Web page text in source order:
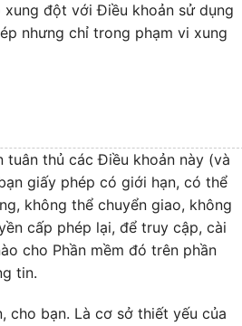
xung đột với Điều khoản sử dụng
nhưng chỉ trong phạm vi xung
tuân thủ các Điều khoản này (và
giấy phép có giới hạn, có thể
không thể chuyển giao, không
cấp phép lại, để truy cập, cài
cho Phần mềm đó trên phần
tin.
cho bạn. Là cơ sở thiết yếu của